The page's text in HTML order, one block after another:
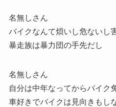
名無しさん
バイクなんて煩いし危ないし
暴走族は暴力団の手先だし
名無しさん
自分は中年なってからバイク
車好きでバイクは見向きもし